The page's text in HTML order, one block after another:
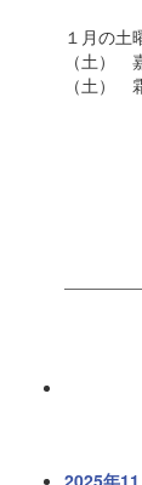
１月の土
（土）
（土）
2025年